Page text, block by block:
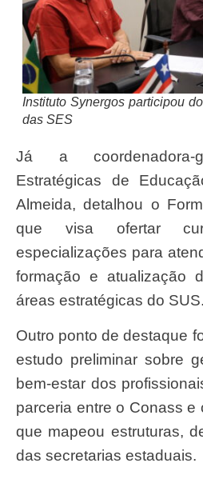
Instituto Synergos participou
das SES
Já a coordenadora-geral de Ações
Estratégicas de
Almeida, detalhou o
que visa ofertar
especializações para
formação e atualização
áreas estratégicas do SUS.
Outro ponto de destaque foi a apresentação do
estudo preliminar sobre
bem-estar dos
parceria entre o Conass e
que mapeou estruturas,
das secretarias estaduais.